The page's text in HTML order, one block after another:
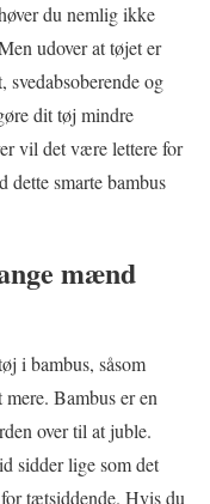
du nemlig ikke
udover at tøjet er
svedabsoberende og
dit tøj mindre
vil det være lettere for
dette smarte bambus
mænd
i bambus, såsom
Bambus er en
over til at juble.
sidder lige som det
tætsiddende. Hvis du